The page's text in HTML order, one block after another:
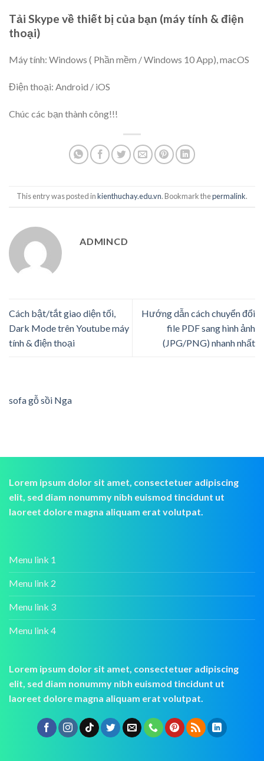
Tải Skype về thiết bị của bạn (máy tính & điện
thoại)
Máy tính: Windows ( Phần mềm / Windows 10 App), macOS
Điện thoại: Android / iOS
Chúc các bạn thành công!!!
This entry was posted inkienthuchay.edu.vn. Bookmark thepermalink.
ADMINCD
Cách bật/tắt giao diện tối,
Dark Mode trên Youtube máy
tính & điện thoại
Hướng dẫn cách chuyển đổi
file PDF sang hình ảnh
(JPG/PNG) nhanh nhất
sofa gỗ sồi Nga
Lorem ipsum dolor sit amet, consectetuer adipiscing
elit, sed diam nonummy nibh euismod tincidunt ut
laoreet dolore magna aliquam erat volutpat.
Menu link 1
Menu link 2
Menu link 3
Menu link 4
Lorem ipsum dolor sit amet, consectetuer adipiscing
elit, sed diam nonummy nibh euismod tincidunt ut
laoreet dolore magna aliquam erat volutpat.